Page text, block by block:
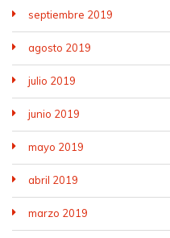
septiembre 2019
agosto 2019
julio 2019
junio 2019
mayo 2019
abril 2019
marzo 2019